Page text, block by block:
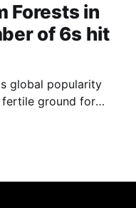
Forests in
of 6s hit
fertile ground for